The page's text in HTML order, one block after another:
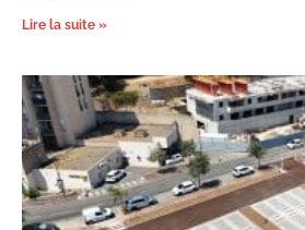
Lire la suite »